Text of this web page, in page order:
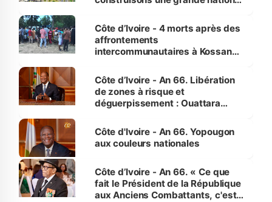
générations futures »
Côte d’Ivoire - 4 morts après des
affrontements
intercommunautaires à Kossandji
milieu des sinistrés
Côte d’Ivoire - An 66. Libération
de zones à risque et
déguerpissement : Ouattara
l'Etat de droit pour préserver les
vies humaines »
Côte d'Ivoire - An 66. Yopougon
aux couleurs nationales
Côte d’Ivoire - An 66. « Ce que
fait le Président de la République
aux Anciens Combattants, c'est